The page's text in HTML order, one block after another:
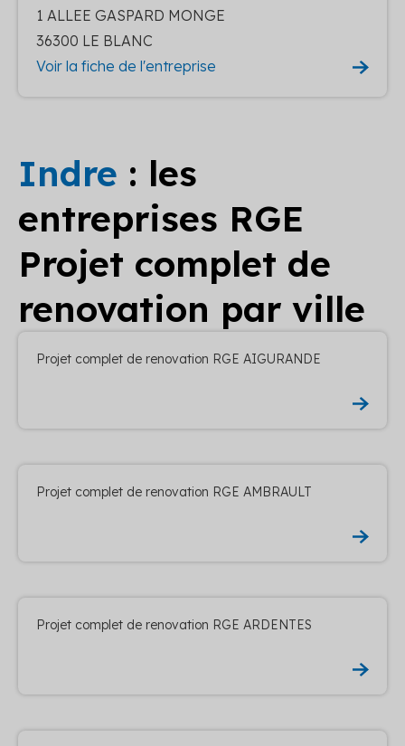
1 ALLEE GASPARD MONGE
36300 LE BLANC
Voir la fiche de l'entreprise
Indre : les
entreprises RGE
Projet complet de
renovation par ville
Projet complet de renovation RGE AIGURANDE
Projet complet de renovation RGE AMBRAULT
Projet complet de renovation RGE ARDENTES